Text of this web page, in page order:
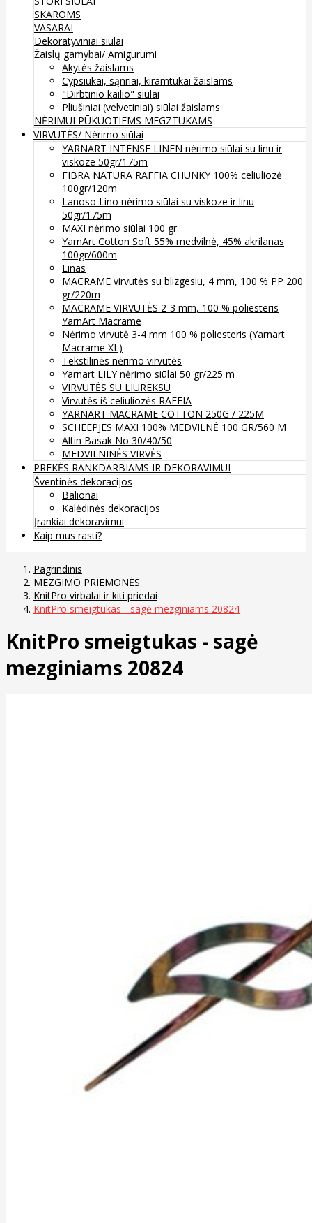
SKAROMS
VASARAI
Dekoratyviniai siūlai
Žaislų gamybai/ Amigurumi
Akytės žaislams
Cypsiukai, sąnriai, kiramtukai žaislams
"Dirbtinio kailio" siūlai
Pliušiniai (velvetiniai) siūlai žaislams
NĖRIMUI PŪKUOTIEMS MEGZTUKAMS
VIRVUTĖS/ Nėrimo siūlai
YARNART INTENSE LINEN nėrimo siūlai su linu ir
viskoze 50gr/175m
FIBRA NATURA RAFFIA CHUNKY 100% celiuliozė
100gr/120m
Lanoso Lino nėrimo siūlai su viskoze ir linu
50gr/175m
MAXI nėrimo siūlai 100 gr
YarnArt Cotton Soft 55% medvilnė, 45% akrilanas
100gr/600m
Linas
MACRAME virvutės su blizgesiu, 4 mm, 100 % PP 200
gr/220m
MACRAME VIRVUTĖS 2-3 mm, 100 % poliesteris
YarnArt Macrame
Nėrimo virvutė 3-4 mm 100 % poliesteris (Yarnart
Macrame XL)
Tekstilinės nėrimo virvutės
Yarnart LILY nėrimo siūlai 50 gr/225 m
VIRVUTĖS SU LIUREKSU
Virvutės iš celiuliozės RAFFIA
YARNART MACRAME COTTON 250G / 225M
SCHEEPJES MAXI 100% MEDVILNĖ 100 GR/560 M
Altin Basak No 30/40/50
MEDVILNINĖS VIRVĖS
PREKĖS RANKDARBIAMS IR DEKORAVIMUI
Šventinės dekoracijos
Balionai
Kalėdinės dekoracijos
Įrankiai dekoravimui
Kaip mus rasti?
Pagrindinis
MEZGIMO PRIEMONĖS
KnitPro virbalai ir kiti priedai
KnitPro smeigtukas - sagė mezginiams 20824
KnitPro smeigtukas - sagė
mezginiams 20824